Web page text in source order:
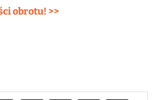
obrotu! >>